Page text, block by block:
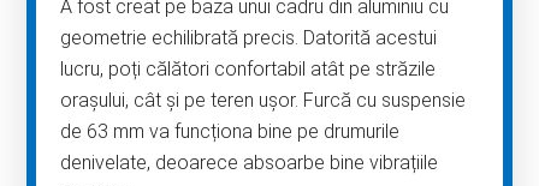
A fost creat pe baza unui cadru din aluminiu cu
geometrie echilibrată precis. Datorită acestui
lucru, poți călători confortabil atât pe străzile
orașului, cât și pe teren ușor. Furcă cu suspensie
de 63 mm va funcționa bine pe drumurile
denivelate, deoarece absoarbe bine vibrațiile